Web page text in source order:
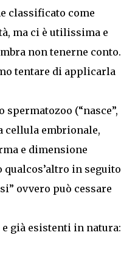
classificato come
ma ci è utilissima e
non tenerne conto.
tentare di applicarla
(“nasce”,
cellula embrionale,
e dimensione
qualcos’altro in seguito
ovvero può cessare
già esistenti in natura: